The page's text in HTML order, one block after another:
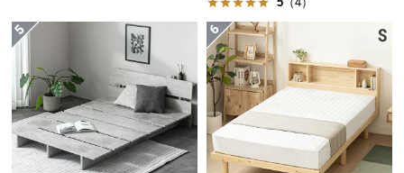
保
証
に
つ